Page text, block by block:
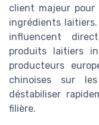
client majeur
ingrédients laitiers.
influencent
produits laitiers
producteurs
chinoises sur
déstabiliser
filière.